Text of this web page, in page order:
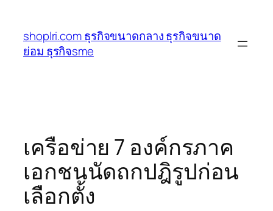
เนื้อหา
shoplri.com ธุรกิจขนาดกลาง ธุรกิจขนาด
ย่อม ธุรกิจsme
เครือข่าย 7 องค์กรภาค
เอกชนนัดถกปฎิรูปก่อน
เลือกตั้ง